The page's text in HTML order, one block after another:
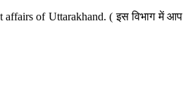
affairs of Uttarakhand. ( इस विभाग में आप